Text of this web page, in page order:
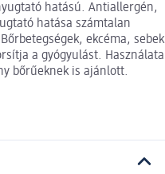
hatású. Antiallergén,
hatása számtalan
ekcéma, sebek
a gyógyulást. Használata
bőrűeknek is ajánlott.